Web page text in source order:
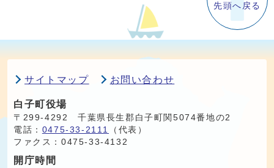
先頭へ戻る
サイトマップ お問い合わせ
白子町役場
〒299-4292 千葉県長生郡白子町関5074番地の2
電話： 0475-33-2111
（代表）
ファクス：0475-33-4132
開庁時間